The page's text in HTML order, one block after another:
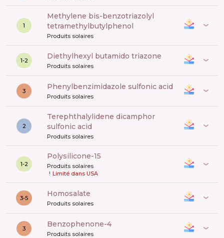
1
methylene bis-benzotriazolyl
tetramethylbutylphenol
Produits solaires
1-2 diethylhexyl butamido triazone
Produits solaires
3 phenylbenzimidazole sulfonic acid
Produits solaires
2
terephthalylidene dicamphor
sulfonic acid
Produits solaires
1-2
polysilicone-15
Produits solaires
! Limité dans USA
3-5 Homosalate
Produits solaires
3 benzophenone-4
Produits solaires